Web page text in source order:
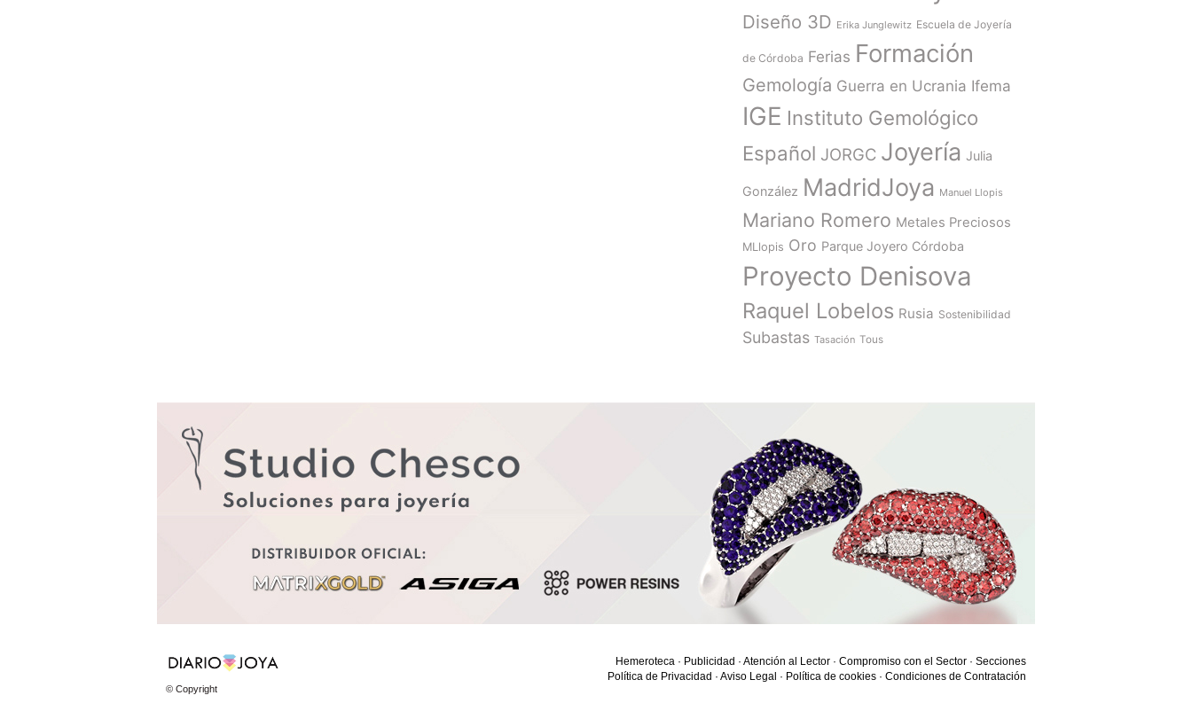
Diseño 3D Erika Junglewitz Escuela de Joyería
de Córdoba Ferias Formación
Gemología Guerra en Ucrania Ifema
IGE Instituto Gemológico
Español JORGC Joyería Julia
González MadridJoya Manuel Llopis
Mariano Romero Metales Preciosos
MLlopis Oro Parque Joyero Córdoba
Proyecto Denisova
Raquel Lobelos Rusia Sostenibilidad
Subastas Tasación Tous
© Copyright
Hemeroteca · Publicidad · Atención al Lector · Compromiso con el Sector · Secciones
Política de Privacidad · Aviso Legal · Política de cookies · Condiciones de Contratación